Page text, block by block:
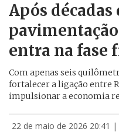
Após décadas
entra na fase
Com apenas seis
fortalecer a ligação entre
impulsionar a economia
22 de maio de 2026 20:41 |